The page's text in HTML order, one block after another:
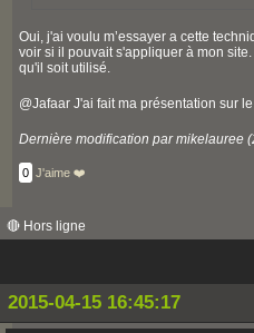
Oui, j'ai voulu m’essayer a cette
voir si il pouvait s'appliquer à mon
qu'il soit utilisé.
@Jafaar J'ai fait ma présentation sur
Dernière modification par mikelauree
0 J'aime ❤️
🔴 Hors ligne
2015-04-15 16:45:17